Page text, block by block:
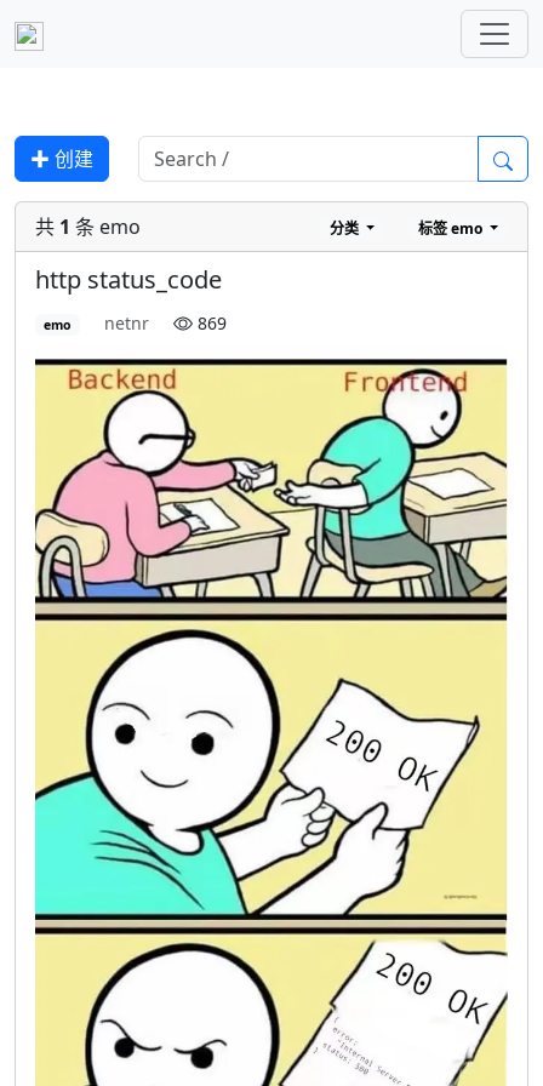
✚ 创建
共 1 条 emo 分类 标签emo
http status_code
emo netnr 869